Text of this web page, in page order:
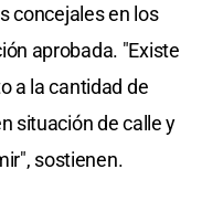
concejales en los
aprobada. "Existe
a la cantidad de
situación de calle y
sostienen.